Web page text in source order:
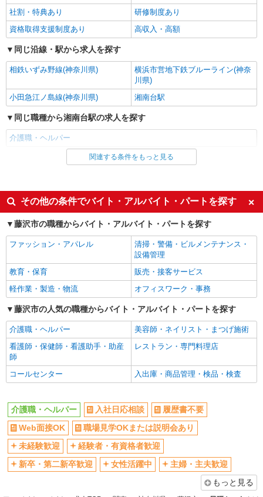
時給1,225円〜1,457円 ★土日祝日は時給100円
アップ！ ※給与幅は資格・経験等による
神奈川県藤沢市高倉2118
SOMPOケア 湘南台 訪問介護/5066cc2
登録ヘルパー
【介護福祉士】 時給1,800円 ◎週20時間以上
祝日：時給2,100円〜 【実務者研修・初任者研修
（ヘルパー1級・2級）】 時給1,720円 ◎週20時間
日曜祝日：時給2,020円〜 ◎身体介助、生活援助
が同時給 ◎キャンセル手当：職務時給の60％支給
神奈川県藤沢市湘南台4-26-1
アルバイト パート
SOMPOケア ハッピーデイズ湘南台/5064ja2
介護スタッフ
【介護福祉士】 時給1,410円 ◎週20時間以上
勤務（社保加入者）の場合は時給1,460円 【実務
者研修・初任者研修（ヘルパー1級・2級）・無資
者）の場合は時給1,380円
神奈川県藤沢市湘南台4-26-1 【そんぽの家
キープ
アルバイト パート
SOMPOケア ラヴィーレレジデンス辻堂西海岸/5337bz2
者）の場合は時給1,320円
キープ 詳細を見る
アルバイト パート
そんぽの家S 湘南台/5063bc2
登録ヘルパー
社割・特典あり
研修制度あり
資格取得支援制度あり
高収入・高額
同じ沿線・駅から求人を探す
相鉄いずみ野線(神奈川県)
横浜市営地下鉄ブルーライン(神奈
川県)
小田急江ノ島線(神奈川県)
湘南台駅
同じ職種から湘南台駅の求人を探す
介護職・ヘルパー
同じ雇用形態から湘南台駅の求人を探す
派遣社員
紹介予定派遣
同じ特徴から湘南台駅の求人を探す
入社日応相談
履歴書不要
職場見学OKまたは説明会あり
未経験歓迎
経験者・有資格者歓迎
新卒・第二新卒歓迎
女性活躍中
主婦・主夫歓迎
フリーター歓迎
学歴不問
ブランクOK
ミドル（40代～）活躍中
エルダー（50代～）活躍中
シニア（60代～）活躍中
週払い
週2～3日勤務OK
時間や曜日が選べる・シフト自由
深夜
禁煙・分煙
残業ほぼなし
転勤なし
登録制
交通費支給
社会保険あり
社割・特典あり
研修制度あり
関連する条件をもっと見る
その他の条件でバイト・アルバイト・パートを探す
藤沢市の職種からバイト・アルバイト・パートを探す
ファッション・アパレル
清掃・警備・ビルメンテナンス・
設備管理
教育・保育
販売・接客サービス
軽作業・製造・物流
オフィスワーク・事務
藤沢市の人気の職種からバイト・アルバイト・パートを探す
介護職・ヘルパー
美容師・ネイリスト・まつげ施術
看護師・保健師・看護助手・助産
師
レストラン・専門料理店
コールセンター 入出庫・商品管理・検品・検査
介護職・ヘルパー 入社日応相談
履歴書不要
Web面接OK
職場見学OKまたは説明会あり
未経験歓迎
経験者・有資格者歓迎
新卒・第二新卒歓迎
女性活躍中
主婦・主夫歓迎
もっと見る